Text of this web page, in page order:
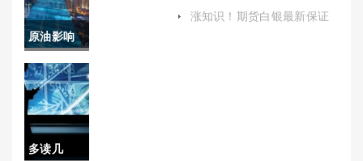
货实时行
情)
原油影响
因素(原油
涨跌决定
因素)
多读几
涨知识！期货白银最新保证